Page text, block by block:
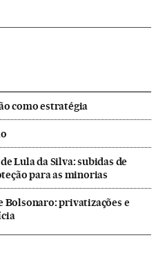
como estratégia
Lula da Silva: subidas de
para as minorias
privatizações e